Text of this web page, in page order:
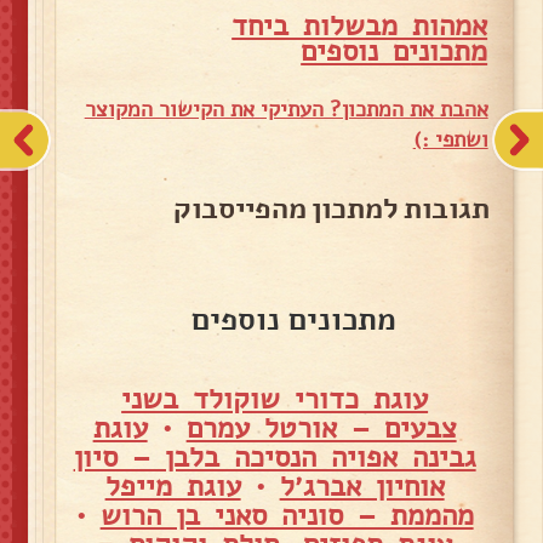
אמהות מבשלות ביחד
מתכונים נוספים
אהבת את המתכון? העתיקי את הקישור המקוצר
ושתפי :)
תגובות למתכון מהפייסבוק
מתכונים נוספים
עוגת כדורי שוקולד בשני
צבעים – אורטל עמרם •עוגת
גבינה אפויה הנסיכה בלבן – סיון
אוחיון אברג׳ל •עוגת מייפל
מהממת – סוניה סאני בן הרוש •